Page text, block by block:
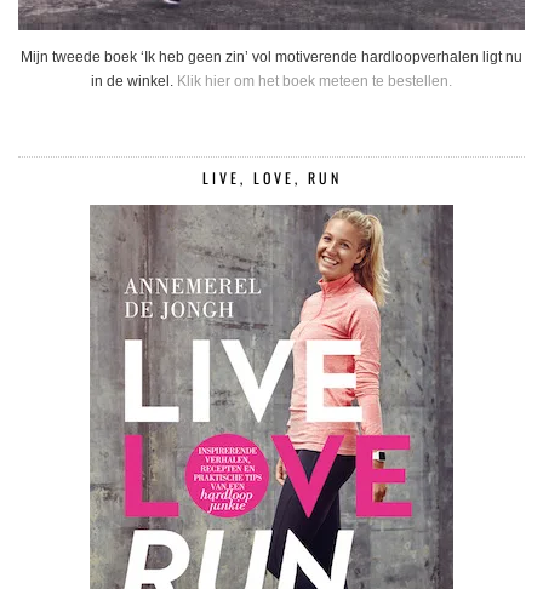
Mijn tweede boek ‘Ik heb geen zin’ vol motiverende hardloopverhalen ligt nu
in de winkel. Klik hier om het boek meteen te bestellen.
LIVE, LOVE, RUN